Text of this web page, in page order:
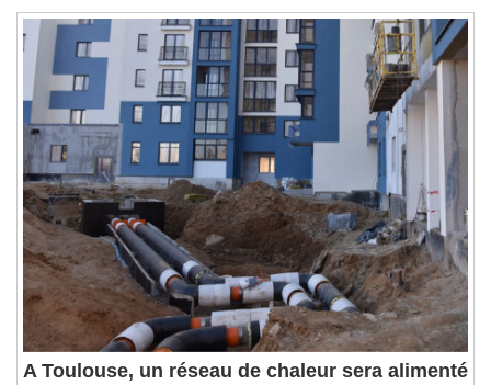
A Toulouse, un réseau de chaleur sera alimenté